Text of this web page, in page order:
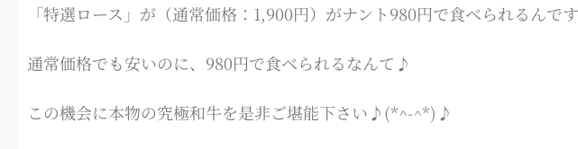
「特選ロース」が（通常価格：1,900円）がナント980円で食べられるんで
通常価格でも安いのに、980円で食べられるなんて♪
この機会に本物の究極和牛を是非ご堪能下さい♪(*^-^*)♪